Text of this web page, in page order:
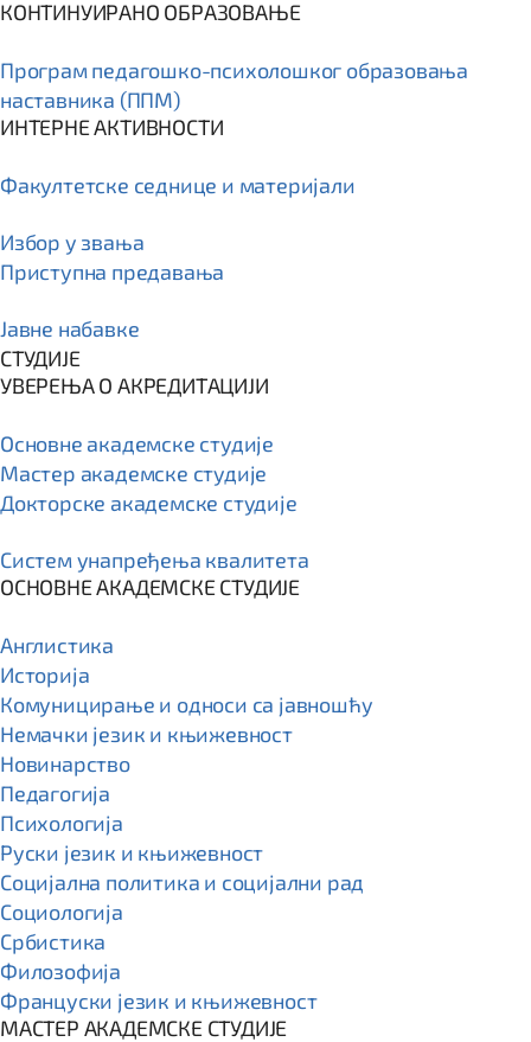
КОНТИНУИРАНО ОБРАЗОВАЊЕ
Програм пeдагошко-психолошког образовања
наставника (ППМ)
ИНТЕРНЕ АКТИВНОСТИ
Факултетске седнице и материјали
Избор у звања
Приступна предавања
Јавне набавке
СТУДИЈЕ
УВЕРЕЊА О АКРЕДИТАЦИЈИ
Основне академске студије
Мастер академске студије
Докторске академске студије
Систем унапређења квалитета
ОСНОВНЕ АКАДЕМСКЕ СТУДИЈЕ
Англистика
Историја
Комуницирање и односи са јавношћу
Немачки језик и књижевност
Новинарство
Педагогија
Психологија
Руски језик и књижевност
Социјална политика и социјални рад
Социологија
Србистика
Филозофија
Француски језик и књижевност
МАСТЕР АКАДЕМСКЕ СТУДИЈЕ